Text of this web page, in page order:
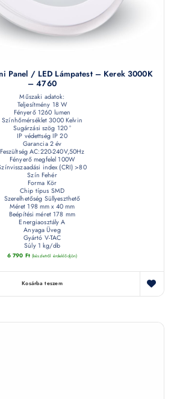
Panel / LED Lámpatest – Kerek 3000K
– 4760
Műszaki adatok:
Teljesítmény 18 W
Fényerő 1260 lumen
Színhőmérséklet 3000 Kelvin
Sugárzási szög 120 °
IP védettség IP 20
Garancia 2 év
Feszültség AC:220-240V,50Hz
Fényerő megfelel 100W
index (CRI) >80
Szín Fehér
Forma Kör
Chip típus SMD
Szerelhetőség Süllyeszthető
Méret 198 mm x 40 mm
Beépítési méret 178 mm
Energiaosztály A
Anyaga Üveg
Gyártó V-TAC
Súly 1 kg/db
6 790 Ft (készletről érdeklődjön)
Kosárba teszem